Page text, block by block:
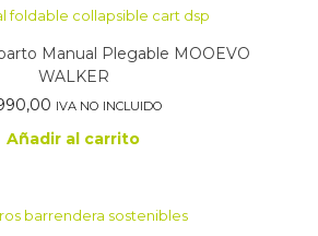
Manual Plegable MOOEVO
WALKER
IVA NO INCLUIDO
Añadir al carrito